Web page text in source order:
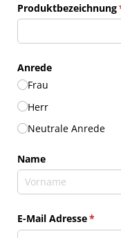
Produktbezeichnung
Anrede
Frau
Herr
Neutrale Anrede
Name
E-Mail Adresse*